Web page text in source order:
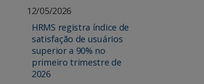
12/05/2026
HRMS registra índice de
satisfação de usuários
superior a 90% no
primeiro trimestre de
2026